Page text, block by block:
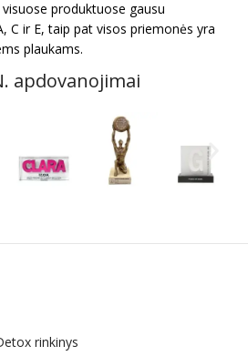
produktuose gausu
C ir E, taip pat visos priemonės yra
plaukams.
apdovanojimai
rinkinys